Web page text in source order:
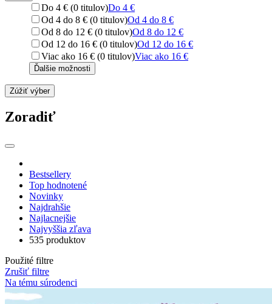
Do 4 € (0 titulov)Do 4 €
Od 4 do 8 € (0 titulov)Od 4 do 8 €
Od 8 do 12 € (0 titulov)Od 8 do 12 €
Od 12 do 16 € (0 titulov)Od 12 do 16 €
Viac ako 16 € (0 titulov)Viac ako 16 €
Ďalšie možnosti
Zúžiť výber
Zoradiť
Bestsellery
Top hodnotené
Novinky
Najdrahšie
Najlacnejšie
Najvyššia zľava
535 produktov
Použité filtre
Zrušiť filtre
Na tému súrodenci